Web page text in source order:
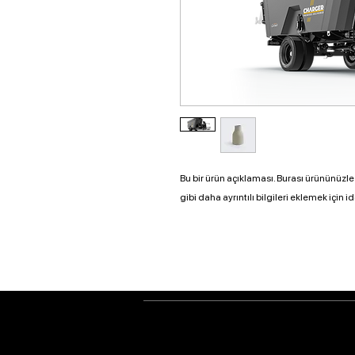
Bu bir ürün açıklaması. Burası
gibi daha ayrıntılı bilgileri eklemek için